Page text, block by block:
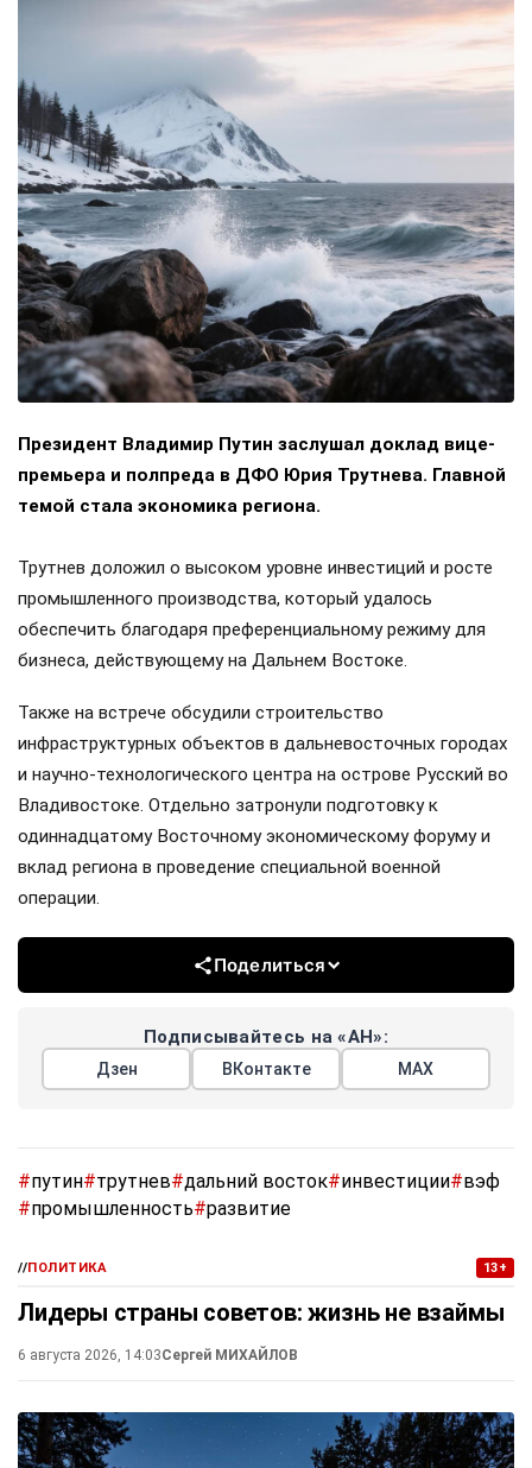
Президент Владимир Путин заслушал доклад вице-
премьера и полпреда в ДФО Юрия Трутнева. Главной
темой стала экономика региона.
Трутнев доложил о высоком уровне инвестиций и росте
промышленного производства, который удалось
обеспечить благодаря преференциальному режиму для
бизнеса, действующему на Дальнем Востоке.
Также на встрече обсудили строительство
инфраструктурных объектов в дальневосточных городах
и научно-технологического центра на острове Русский во
Владивостоке. Отдельно затронули подготовку к
одиннадцатому Восточному экономическому форуму и
вклад региона в проведение специальной военной
операции.
Поделиться
Подписывайтесь на «АН»:
Дзен ВКонтакте МАХ
#путин#трутнев#дальний восток#инвестиции#вэф
#промышленность#развитие
//ПОЛИТИКА 13+
Лидеры страны советов: жизнь не взаймы
6 августа 2026, 14:03Сергей МИХАЙЛОВ